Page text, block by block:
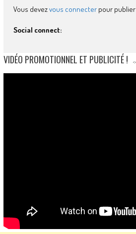
Vous devezvous connecterpour publier
Social connect:
VIDÉO PROMOTIONNEL ET PUBLICITÉ !